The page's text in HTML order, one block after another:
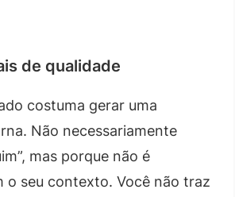
de qualidade
costuma gerar uma
Não necessariamente
mas porque não é
o seu contexto. Você não traz